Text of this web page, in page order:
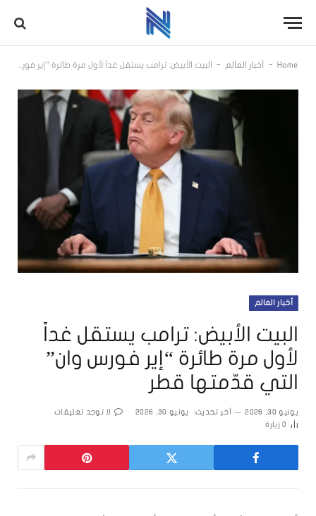
Home
- أخبار العالم - البيت الأبيض: ترامب يستقل غداً لأول مرة طائرة “إير فورس وان” التي قدّمتها قطر
أخبار العالم
البيت الأبيض: ترامب يستقل غداً
لأول مرة طائرة “إير فورس وان”
التي قدّمتها قطر
يونيو 30, 2026 آخر تحديث: يونيو 30, 2026
لا توجد تعليقات
0 زيارة